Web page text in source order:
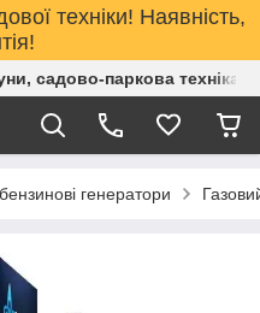
техніки! Наявність,
садово-паркова техніка.
генератори